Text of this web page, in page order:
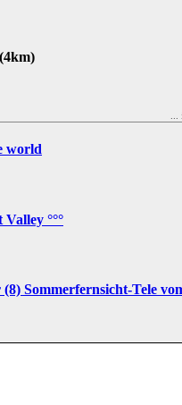
(4km)
world
°°°
(8) Sommerfernsicht-Tele